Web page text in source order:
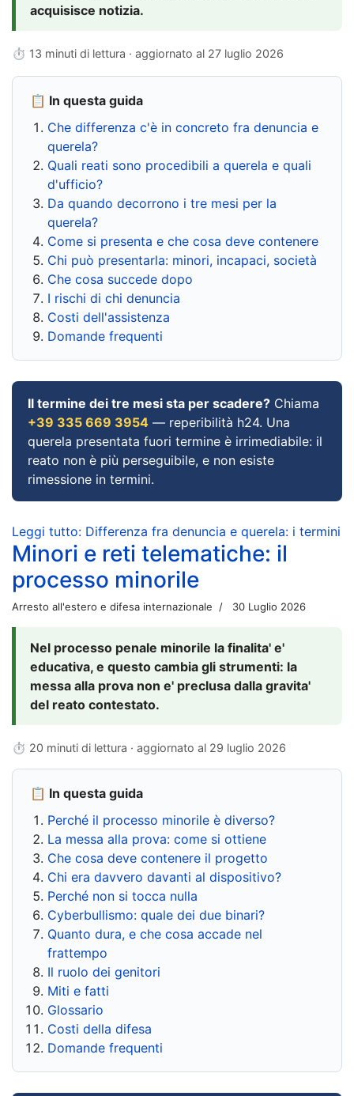
acquisisce notizia.
⏱ 13 minuti di lettura · aggiornato al 27 luglio 2026
📋 In questa guida
Che differenza c'è in concreto fra denuncia e
querela?
Quali reati sono procedibili a querela e quali
d'ufficio?
Da quando decorrono i tre mesi per la
querela?
Come si presenta e che cosa deve contenere
Chi può presentarla: minori, incapaci, società
Che cosa succede dopo
I rischi di chi denuncia
Costi dell'assistenza
Domande frequenti
Il termine dei tre mesi sta per scadere? Chiama
+39 335 669 3954 — reperibilità h24. Una
querela presentata fuori termine è irrimediabile: il
reato non è più perseguibile, e non esiste
rimessione in termini.
Leggi tutto: Differenza fra denuncia e querela: i termini
Minori e reti telematiche: il
processo minorile
Arresto all'estero e difesa internazionale 30 Luglio 2026
Nel processo penale minorile la finalita' e'
educativa, e questo cambia gli strumenti: la
messa alla prova non e' preclusa dalla gravita'
del reato contestato.
⏱ 20 minuti di lettura · aggiornato al 29 luglio 2026
📋 In questa guida
Perché il processo minorile è diverso?
La messa alla prova: come si ottiene
Che cosa deve contenere il progetto
Chi era davvero davanti al dispositivo?
Perché non si tocca nulla
Cyberbullismo: quale dei due binari?
Quanto dura, e che cosa accade nel
frattempo
Il ruolo dei genitori
Miti e fatti
Glossario
Costi della difesa
Domande frequenti